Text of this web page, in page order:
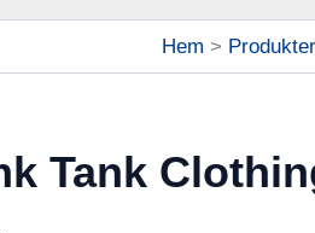
Hem Produkter
Tank